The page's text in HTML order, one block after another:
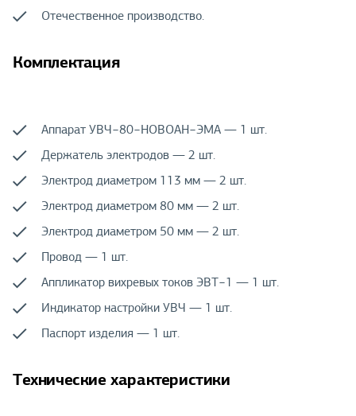
Отечественное производство.
Комплектация
Аппарат УВЧ−80−НОВОАН−ЭМА — 1 шт.
Держатель электродов — 2 шт.
Электрод диаметром 113 мм — 2 шт.
Электрод диаметром 80 мм — 2 шт.
Электрод диаметром 50 мм — 2 шт.
Провод — 1 шт.
Аппликатор вихревых токов ЭВТ−1 — 1 шт.
Индикатор настройки УВЧ — 1 шт.
Паспорт изделия — 1 шт.
Технические характеристики